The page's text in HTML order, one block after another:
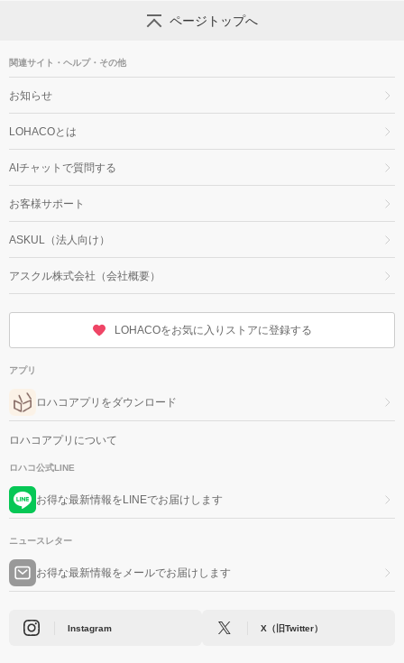
ページトップへ
関連サイト・ヘルプ・その他
お知らせ
LOHACOとは
AIチャットで質問する
お客様サポート
ASKUL（法人向け）
アスクル株式会社（会社概要）
LOHACOをお気に入りストアに登録する
アプリ
ロハコアプリをダウンロード
ロハコアプリについて
ロハコ公式LINE
お得な最新情報をLINEでお届けします
ニュースレター
お得な最新情報をメールでお届けします
Instagram X（旧Twitter）